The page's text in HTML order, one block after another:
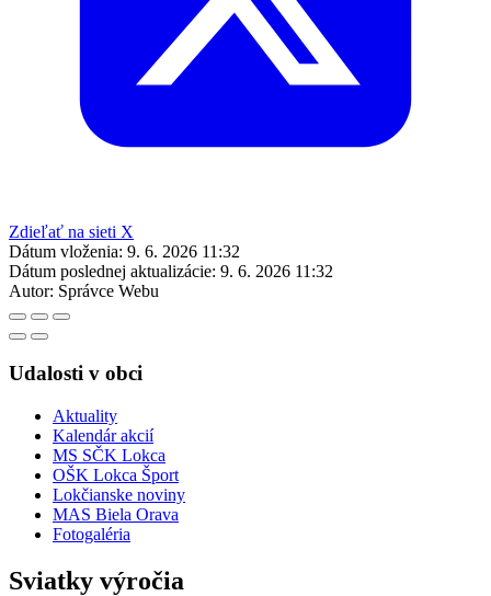
Zdieľať na sieti X
Dátum vloženia: 9. 6. 2026 11:32
Dátum poslednej aktualizácie: 9. 6. 2026 11:32
Autor: Správce Webu
Udalosti v obci
Aktuality
Kalendár akcií
MS SČK Lokca
OŠK Lokca Šport
Lokčianske noviny
MAS Biela Orava
Fotogaléria
Sviatky výročia